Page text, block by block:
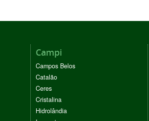
Campi
Campos Belos
Catalão
Ceres
Cristalina
Hidrolândia